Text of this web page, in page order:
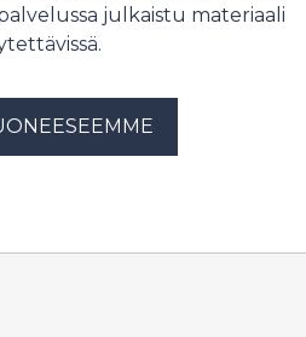
julkaistu materiaali